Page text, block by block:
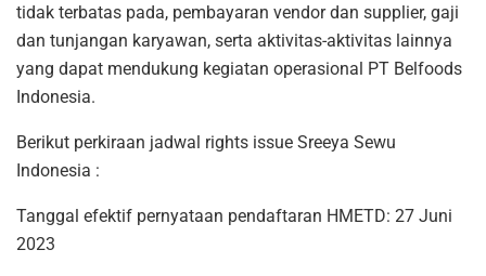
tidak terbatas pada, pembayaran vendor dan supplier, gaji
dan tunjangan karyawan, serta aktivitas-aktivitas lainnya
yang dapat mendukung kegiatan operasional PT Belfoods
Indonesia.
Berikut perkiraan jadwal rights issue Sreeya Sewu
Indonesia :
Tanggal efektif pernyataan pendaftaran HMETD: 27 Juni
2023